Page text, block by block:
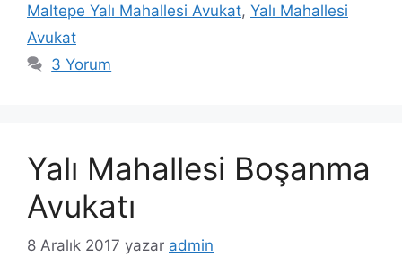
Maltepe Yalı Mahallesi Avukat, Yalı Mahallesi
Avukat
3 Yorum
Yalı Mahallesi Boşanma
Avukatı
8 Aralık 2017 yazar admin